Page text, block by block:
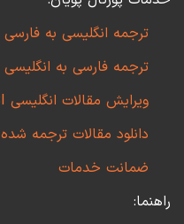
ترجمه انگلیسی به فارسی
ترجمه فارسی به انگلیسی
ویرایش مقالات انگلیسی ISI
دانلود مقالات ترجمه شده
ضمانت خدمات
راهنما: